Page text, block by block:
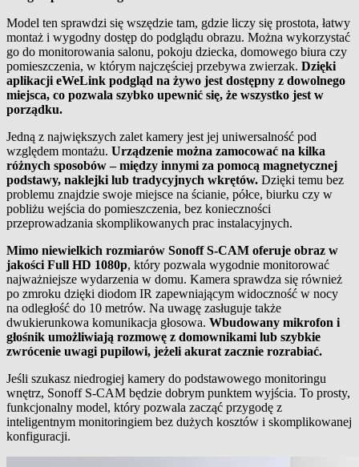
Model ten sprawdzi się wszędzie tam, gdzie liczy się prostota, łatwy
montaż i wygodny dostęp do podglądu obrazu. Można wykorzystać
go do monitorowania salonu, pokoju dziecka, domowego biura czy
pomieszczenia, w którym najczęściej przebywa zwierzak. Dzięki
aplikacji eWeLink podgląd na żywo jest dostępny z dowolnego
miejsca, co pozwala szybko upewnić się, że wszystko jest w
porządku.
Jedną z największych zalet kamery jest jej uniwersalność pod
względem montażu. Urządzenie można zamocować na kilka
różnych sposobów – między innymi za pomocą magnetycznej
podstawy, naklejki lub tradycyjnych wkrętów. Dzięki temu bez
problemu znajdzie swoje miejsce na ścianie, półce, biurku czy w
pobliżu wejścia do pomieszczenia, bez konieczności
przeprowadzania skomplikowanych prac instalacyjnych.
Mimo niewielkich rozmiarów Sonoff S-CAM oferuje obraz w
jakości Full HD 1080p, który pozwala wygodnie monitorować
najważniejsze wydarzenia w domu. Kamera sprawdza się również
po zmroku dzięki diodom IR zapewniającym widoczność w nocy
na odległość do 10 metrów. Na uwagę zasługuje także
dwukierunkowa komunikacja głosowa. Wbudowany mikrofon i
głośnik umożliwiają rozmowę z domownikami lub szybkie
zwrócenie uwagi pupilowi, jeżeli akurat zacznie rozrabiać.
Jeśli szukasz niedrogiej kamery do podstawowego monitoringu
wnętrz, Sonoff S-CAM będzie dobrym punktem wyjścia. To prosty,
funkcjonalny model, który pozwala zacząć przygodę z
inteligentnym monitoringiem bez dużych kosztów i skomplikowanej
konfiguracji.